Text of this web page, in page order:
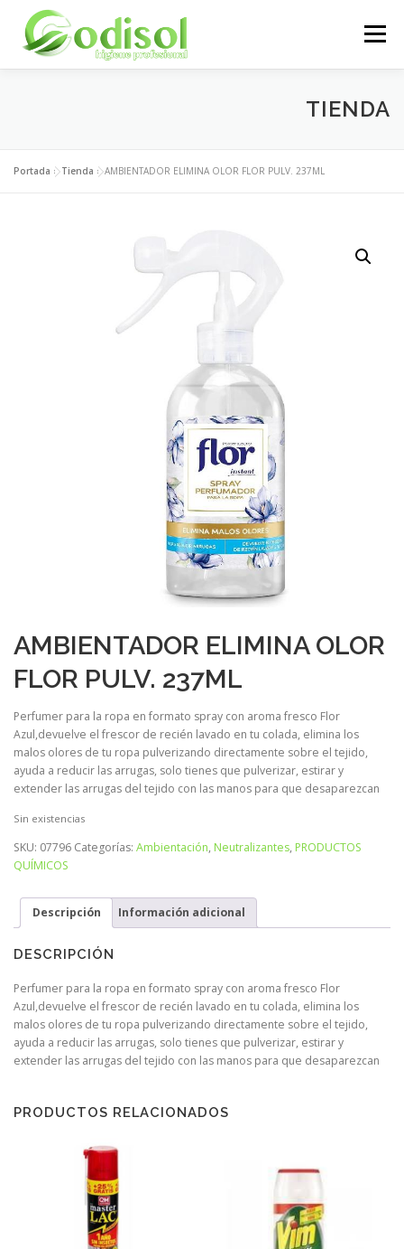
contenido
Menú
ÁREA CLIENTES CONTACTO
TIENDA
Portada »Tienda »AMBIENTADOR ELIMINA OLOR FLOR PULV. 237ML
AMBIENTADOR ELIMINA OLOR
FLOR PULV. 237ML
Perfumer para la ropa en formato spray con aroma fresco Flor
Azul,devuelve el frescor de recién lavado en tu colada, elimina los
malos olores de tu ropa pulverizando directamente sobre el tejido,
ayuda a reducir las arrugas, solo tienes que pulverizar, estirar y
extender las arrugas del tejido con las manos para que desaparezcan
Sin existencias
SKU: 07796 Categorías: Ambientación, Neutralizantes, PRODUCTOS
QUÍMICOS
Descripción Información adicional
DESCRIPCIÓN
Perfumer para la ropa en formato spray con aroma fresco Flor
Azul,devuelve el frescor de recién lavado en tu colada, elimina los
malos olores de tu ropa pulverizando directamente sobre el tejido,
ayuda a reducir las arrugas, solo tienes que pulverizar, estirar y
extender las arrugas del tejido con las manos para que desaparezcan
PRODUCTOS RELACIONADOS